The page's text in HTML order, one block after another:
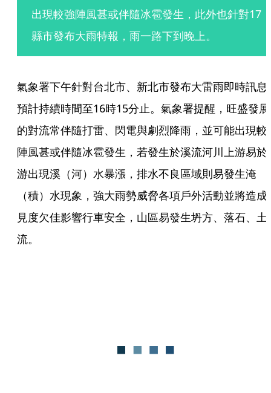
出現較強陣風甚或伴隨冰雹發生，此外也針對17
縣市發布大雨特報，雨一路下到晚上。
氣象署下午針對台北市、新北市發布大雷雨即時訊息
預計持續時間至16時15分止。氣象署提醒，旺盛發展
的對流常伴隨打雷、閃電與劇烈降雨，並可能出現較
陣風甚或伴隨冰雹發生，若發生於溪流河川上游易於
游出現溪（河）水暴漲，排水不良區域則易發生淹
（積）水現象，強大雨勢威脅各項戶外活動並將造成
見度欠佳影響行車安全，山區易發生坍方、落石、土
流。